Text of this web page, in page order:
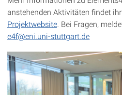
anstehenden Aktivitäten findet
Projektwebsite . Bei Fragen,
e4f@eni.uni-stuttgart.de